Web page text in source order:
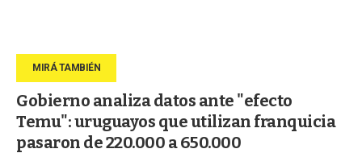
Gobierno analiza datos ante "efecto
Temu": uruguayos que utilizan franquicia
pasaron de 220.000 a 650.000